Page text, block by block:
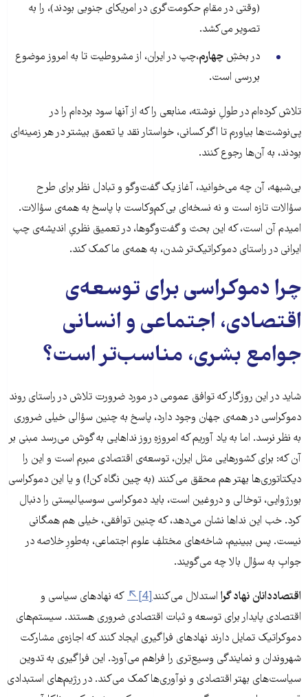
(وقتی در مقامِ حکومت‌گری در امریکای جنوبی بودند)، را به
تصویر می‌کشد.
در بخشِ چهارم،چپ در ایران، از مشروطیت تا به امروز موضوع
بررسی است.
تلاش کرده‌ام در طولِ نوشته، منابعی را که از آنها سود برده‌ام را در
پی‌نوشت‌‌ها بیاورم تا اگر کسانی، خواستار نقد یا تعمق بیشتر در هر زمینه‌ای
بودند، به آن‌ها رجوع کنند.
بی‌شبهه، آن چه می‌خوانید، آغاز یک گفت‌وگو و تبادل نظر برای طرح
سؤالات تازه است و نه نسخه‌ای بی‌کم‌و‌کاست با پاسخ به همه‌ی سؤالات.
امیدم آن است، که این بحث و گفت‌وگوها، در تعمیق نظریِ اندیشه‌ی چپ
ایرانی در راستای دموکراتیک‌تر شدن، به همه‌ی ما کمک کند.
چرا دموکراسی برای توسعه‌ی
اقتصادی، اجتماعی و انسانی
جوامع بشری، مناسب‌تر است؟
شاید در این روزگار که توافق عمومی در مورد ضرورت تلاش در راستای روند
دموکراسی در همه‌ی جهان وجود دارد، پاسخ به چنین سؤالی خیلی ضروری
به نظر نرسد. اما به یاد آوریم که امروزهِ روز نداهایی به گوش می‌رسد مبنی بر
آن که: برای کشورهایی مثل ایران، توسعه‌ی اقتصادی مبرم است و این را
دیکتاتوری‌ها بهتر هم محقق می‌کنند (به چین نگاه کن!) و یا این دموکراسی
بورژوایی، توخالی و دروغین است، باید دموکراسی سوسیالیستی را دنبال
کرد. خب این ندا‌ها نشان می‌دهد، که چنین توافقی، خیلی هم همگانی
نیست. پس ببینیم، شاخه‌های مختلفِ علوم اجتماعی، به‌طورِ خلاصه در
جوابِ به سؤال بالا چه می‌گویند.
اقتصاددانان نهاد گرا استدلال می‌کنند[4]
که نهادهای سیاسی و
اقتصادی پایدار برای توسعه و ثبات اقتصادی ضروری هستند. سیستم‌های
دموکراتیک تمایل دارند نهادهای فراگیری ایجاد کنند که اجازه‌ی مشارکت
شهروندان و نمایندگی وسیع‌تری را فراهم می‌آورد. این فراگیری به تدوین
سیاست‌های بهتر اقتصادی و نوآوری‌ها کمک می‌کند. در رژیم‌های استبدادی